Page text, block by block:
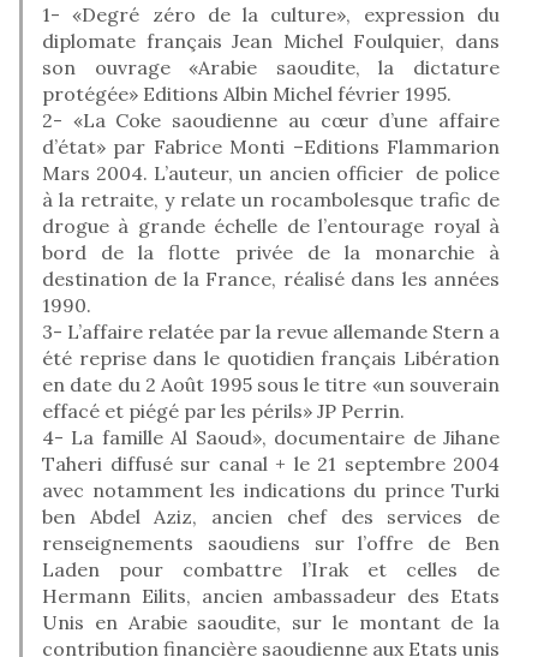
1- «Degré zéro de la culture», expression du
diplomate français Jean Michel Foulquier, dans
son ouvrage «Arabie saoudite, la dictature
protégée» Editions Albin Michel février 1995.
2- «La Coke saoudienne au cœur d’une affaire
d’état» par Fabrice Monti –Editions Flammarion
Mars 2004. L’auteur, un ancien officier de police
à la retraite, y relate un rocambolesque trafic de
drogue à grande échelle de l’entourage royal à
bord de la flotte privée de la monarchie à
destination de la France, réalisé dans les années
1990.
3- L’affaire relatée par la revue allemande Stern a
été reprise dans le quotidien français Libération
en date du 2 Août 1995 sous le titre «un souverain
effacé et piégé par les périls» JP Perrin.
4- La famille Al Saoud», documentaire de Jihane
Taheri diffusé sur canal + le 21 septembre 2004
avec notamment les indications du prince Turki
ben Abdel Aziz, ancien chef des services de
renseignements saoudiens sur l’offre de Ben
Laden pour combattre l’Irak et celles de
Hermann Eilits, ancien ambassadeur des Etats
Unis en Arabie saoudite, sur le montant de la
contribution financière saoudienne aux Etats unis